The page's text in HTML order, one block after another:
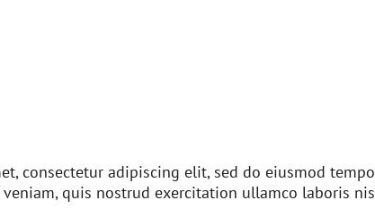
consectetur adipiscing elit, sed do eiusmod
quis nostrud exercitation ullamco laboris